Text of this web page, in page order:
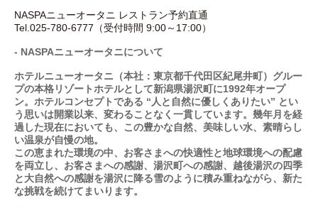
NASPAニューオータニ レストラン予約直通
Tel.025-780-6777（受付時間 9:00～17:00）
- NASPAニューオータニについて
ホテルニューオータニ（本社：東京都千代田区紀尾井町）グルー
プの本格リゾートホテルとして新潟県湯沢町に1992年オープ
ン。ホテルコンセプトである “人と自然に優しくありたい” とい
う思いは開業以来、変わることなく一貫しています。幾年月を経
過した現在においても、この豊かな自然、美味しい水、素晴らし
い温泉が自慢の地。
この恵まれた環境の中、お客さまへの快適性と地球環境への配慮
を両立し、お客さまへの感謝、湯沢町への感謝、越後湯沢の四季
と大自然への感謝を湯沢に降る雪のように積み重ねながら、新た
な挑戦を続けてまいります。